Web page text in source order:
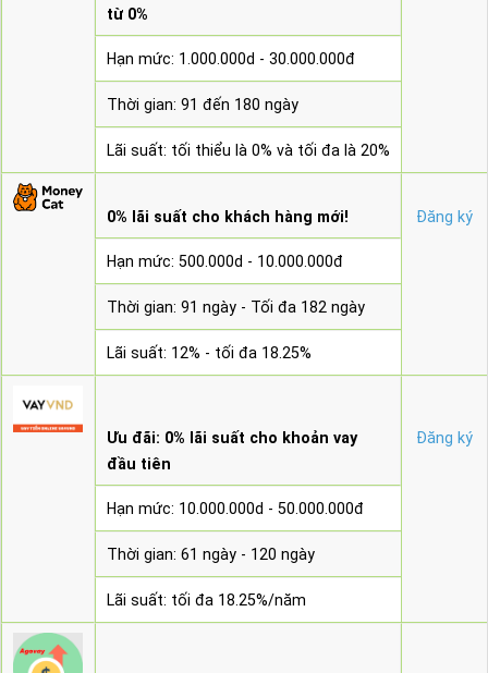
từ 0%
Hạn mức: 1.000.000d - 30.000.000đ
Thời gian: 91 đến 180 ngày
Lãi suất: tối thiểu là 0% và tối đa là 20%
0% lãi suất cho khách hàng mới! Đăng ký
Hạn mức: 500.000d - 10.000.000đ
Thời gian: 91 ngày - Tối đa 182 ngày
Lãi suất: 12% - tối đa 18.25%
Ưu đãi: 0% lãi suất cho khoản vay
đầu tiên
Đăng ký
Hạn mức: 10.000.000d - 50.000.000đ
Thời gian: 61 ngày - 120 ngày
Lãi suất: tối đa 18.25%/năm